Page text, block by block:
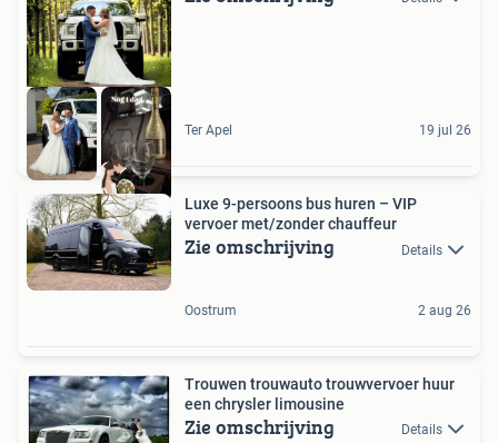
Ter Apel 19 jul 26
Luxe 9-persoons bus huren – VIP
vervoer met/zonder chauffeur
Zie omschrijving Details
Oostrum 2 aug 26
Trouwen trouwauto trouwvervoer huur
een chrysler limousine
Zie omschrijving Details